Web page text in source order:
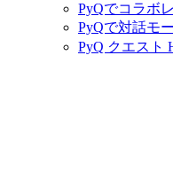
PyQでコラボ
PyQで対話モ
PyQ クエスト